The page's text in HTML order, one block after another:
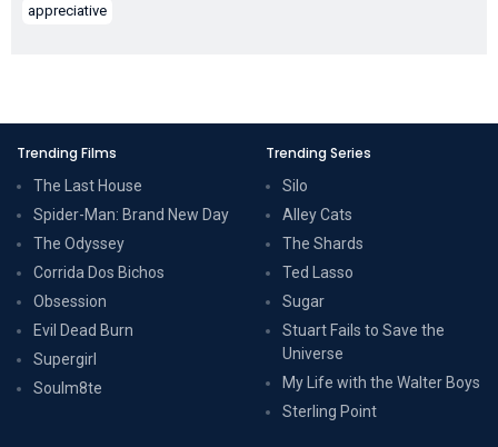
appreciative
Trending Films
The Last House
Spider-Man: Brand New Day
The Odyssey
Corrida Dos Bichos
Obsession
Evil Dead Burn
Supergirl
Soulm8te
Trending Series
Silo
Alley Cats
The Shards
Ted Lasso
Sugar
Stuart Fails to Save the
Universe
My Life with the Walter Boys
Sterling Point